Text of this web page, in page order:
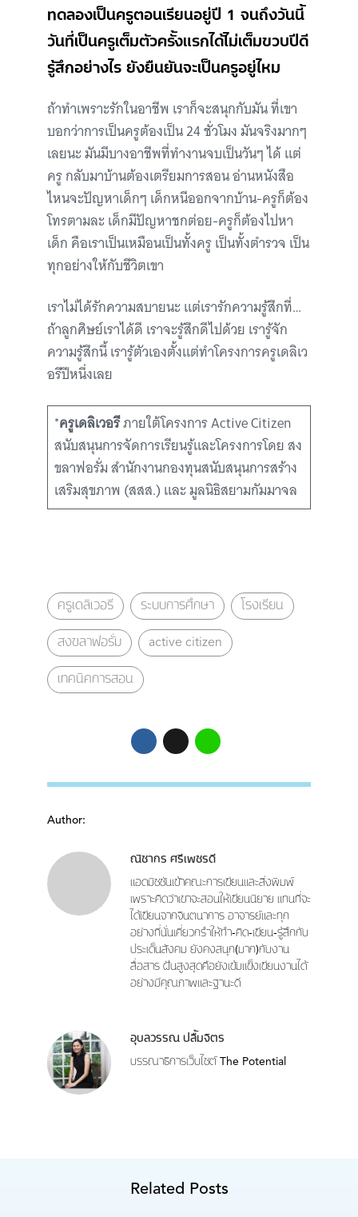
ทดลองเป็นครูตอนเรียนอยู่ปี 1 จนถึงวันนี้
วันที่เป็นครูเต็มตัวครั้งแรกได้ไม่เต็มขวบปีดี
รู้สึกอย่างไร ยังยืนยันจะเป็นครูอยู่ไหม
ถ้าทำเพราะรักในอาชีพ เราก็จะสนุกกับมัน ที่เขา
บอกว่าการเป็นครูต้องเป็น 24 ชั่วโมง มันจริงมากๆ
เลยนะ มันมีบางอาชีพที่ทำงานจบเป็นวันๆ ได้ แต่
ครู กลับมาบ้านต้องเตรียมการสอน อ่านหนังสือ
ไหนจะปัญหาเด็กๆ เด็กหนีออกจากบ้าน-ครูก็ต้อง
โทรตามละ เด็กมีปัญหาชกต่อย-ครูก็ต้องไปหา
เด็ก คือเราเป็นเหมือนเป็นทั้งครู เป็นทั้งตำรวจ เป็น
ทุกอย่างให้กับชีวิตเขา
เราไม่ได้รักความสบายนะ แต่เรารักความรู้สึกที่…
ถ้าลูกศิษย์เราได้ดี เราจะรู้สึกดีไปด้วย เรารู้จัก
ความรู้สึกนี้ เรารู้ตัวเองตั้งแต่ทำโครงการครูเดลิเว
อรีปีหนึ่งเลย
*ครูเดลิเวอรีภายใต้โครงการ Active Citizen
สนับสนุนการจัดการเรียนรู้และโครงการโดย สง
ขลาฟอรั่ม สำนักงานกองทุนสนับสนุนการสร้าง
เสริมสุขภาพ (สสส.) และ มูลนิธิสยามกัมมาจล
ครูเดลิเวอรี ระบบการศึกษา โรงเรียน
สงขลาฟอรั่ม active citizen
เทคนิคการสอน
Author:
ณิชากร ศรีเพชรดี
แอดมิชชันเข้าคณะการเขียนและสิ่งพิมพ์
เพราะคิดว่าเขาจะสอนให้เขียนนิยาย แทนที่จะ
ได้เขียนจากจินตนาการ อาจารย์และทุก
อย่างที่นั่นเคี่ยวกรำให้ทำ-คิด-เขียน-รู้สึกกับ
ประเด็นสังคม ยังคงสนุก(มาก)กับงาน
สื่อสาร ฝันสูงสุดคือยังเข้มแข็งเขียนงานได้
อย่างมีคุณภาพและฐานะดี
อุบลวรรณ ปลื้มจิตร
บรรณาธิการเว็บไซต์ The Potential
Related Posts